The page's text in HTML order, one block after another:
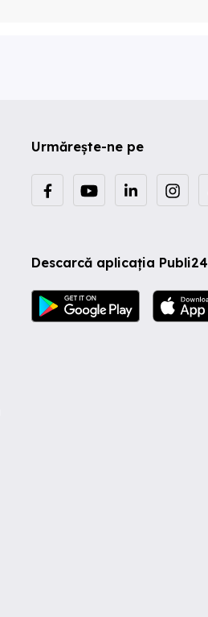
Urmărește-ne pe
Descarcă aplicația Publi24